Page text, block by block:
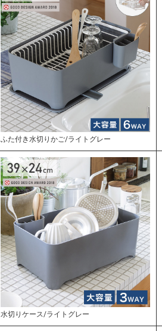
ふた付き水切りかご/ライトグレー
水切りケース/ライトグレー